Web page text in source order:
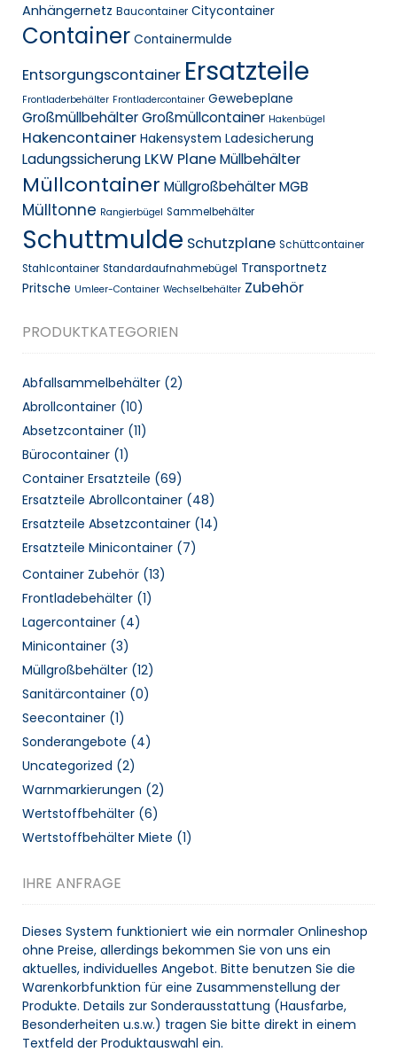
Anhängernetz Baucontainer Citycontainer
Container Containermulde
Entsorgungscontainer Ersatzteile
Frontladerbehälter Frontladercontainer Gewebeplane
GroßmüllbehälterGroßmüllcontainer Hakenbügel
Hakencontainer Hakensystem Ladesicherung
Ladungssicherung LKW PlaneMüllbehälter
Müllcontainer Müllgroßbehälter MGB
Mülltonne Rangierbügel Sammelbehälter
Schuttmulde Schutzplane Schüttcontainer
Stahlcontainer Standardaufnahmebügel Transportnetz
Pritsche Umleer-Container Wechselbehälter Zubehör
PRODUKTKATEGORIEN
Abfallsammelbehälter (2)
Abrollcontainer (10)
Absetzcontainer (11)
Bürocontainer (1)
Container Ersatzteile (69)
Ersatzteile Abrollcontainer (48)
Ersatzteile Absetzcontainer (14)
Ersatzteile Minicontainer (7)
Container Zubehör (13)
Frontladebehälter (1)
Lagercontainer (4)
Minicontainer (3)
Müllgroßbehälter (12)
Sanitärcontainer (0)
Seecontainer (1)
Sonderangebote (4)
Uncategorized (2)
Warnmarkierungen (2)
Wertstoffbehälter (6)
Wertstoffbehälter Miete (1)
IHRE ANFRAGE
Dieses System funktioniert wie ein normaler Onlineshop
ohne Preise, allerdings bekommen Sie von uns ein
aktuelles, individuelles Angebot. Bitte benutzen Sie die
Warenkorbfunktion für eine Zusammenstellung der
Produkte. Details zur Sonderausstattung (Hausfarbe,
Besonderheiten u.s.w.) tragen Sie bitte direkt in einem
Textfeld der Produktauswahl ein.